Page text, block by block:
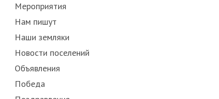
Мероприятия
Нам пишут
Наши земляки
Новости поселений
Объявления
Победа